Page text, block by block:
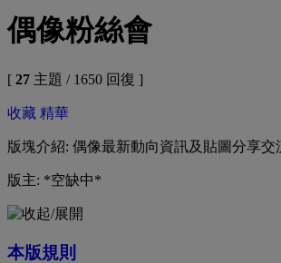
偶像粉絲會
[ 27 主題 / 1650 回復 ]
收藏 精華
版塊介紹: 偶像最新動向資訊及貼圖分享交
版主: *空缺中*
本版規則